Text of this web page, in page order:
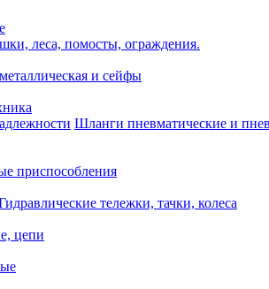
леса, помосты, ограждения.
и сейфы
Шланги пневматические и
приспособления
тележки, тачки, колеса
цепи